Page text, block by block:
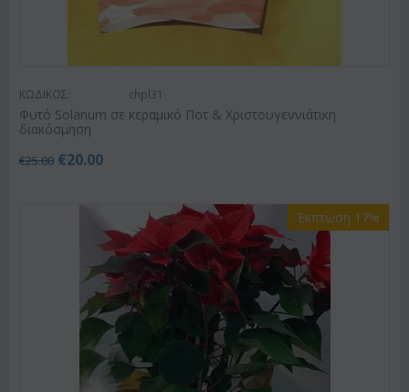
ΚΩΔΙΚΟΣ: chpl31
Φυτό Solanum σε κεραμικό Ποτ & Χριστουγεννιάτικη
διακόσμηση
€25.00 €20.00
Έκπτωση 17%